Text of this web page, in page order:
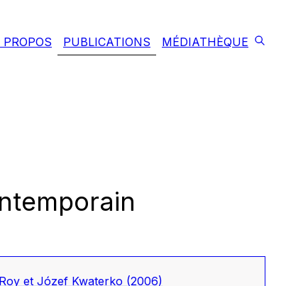
PROPOS PUBLICATIONS MÉDIATHÈQUE
et Józef Kwaterko (2006)